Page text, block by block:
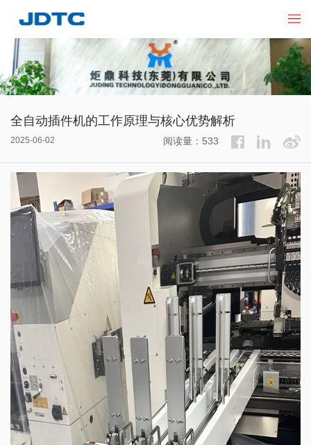
全自动插件机的工作原理与核心优势解析
2025-06-02 阅读量：533